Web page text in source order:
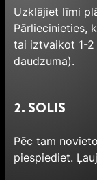
Uzklājiet līmi
Pārliecinieties,
tai iztvaikot 1-
daudzuma).
2. SOLIS
Pēc tam
piespiediet.